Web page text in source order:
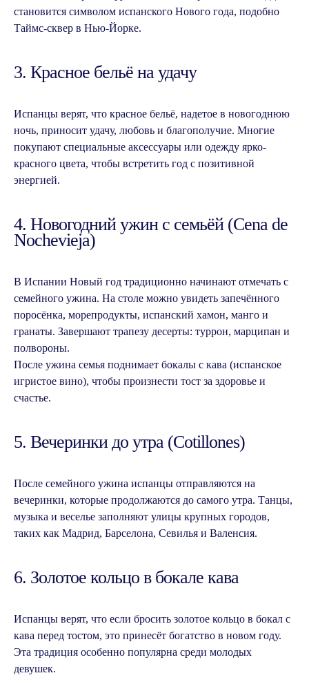
становится символом испанского Нового года, подобно
Таймс-сквер в Нью-Йорке.
3. Красное бельё на удачу
Испанцы верят, что красное бельё, надетое в новогоднюю
ночь, приносит удачу, любовь и благополучие. Многие
покупают специальные аксессуары или одежду ярко-
красного цвета, чтобы встретить год с позитивной
энергией.
4. Новогодний ужин с семьёй (Cena de
Nochevieja)
В Испании Новый год традиционно начинают отмечать с
семейного ужина. На столе можно увидеть запечённого
поросёнка, морепродукты, испанский хамон, манго и
гранаты. Завершают трапезу десерты: туррон, марципан и
полвороны.
После ужина семья поднимает бокалы с кава (испанское
игристое вино), чтобы произнести тост за здоровье и
счастье.
5. Вечеринки до утра (Cotillones)
После семейного ужина испанцы отправляются на
вечеринки, которые продолжаются до самого утра. Танцы,
музыка и веселье заполняют улицы крупных городов,
таких как Мадрид, Барселона, Севилья и Валенсия.
6. Золотое кольцо в бокале кава
Испанцы верят, что если бросить золотое кольцо в бокал с
кава перед тостом, это принесёт богатство в новом году.
Эта традиция особенно популярна среди молодых
девушек.
Записаться
на консультацию